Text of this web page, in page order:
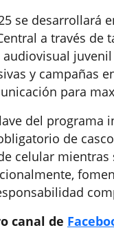
se desarrollará
a través de
y campañas
para
del
de
celular
canal de